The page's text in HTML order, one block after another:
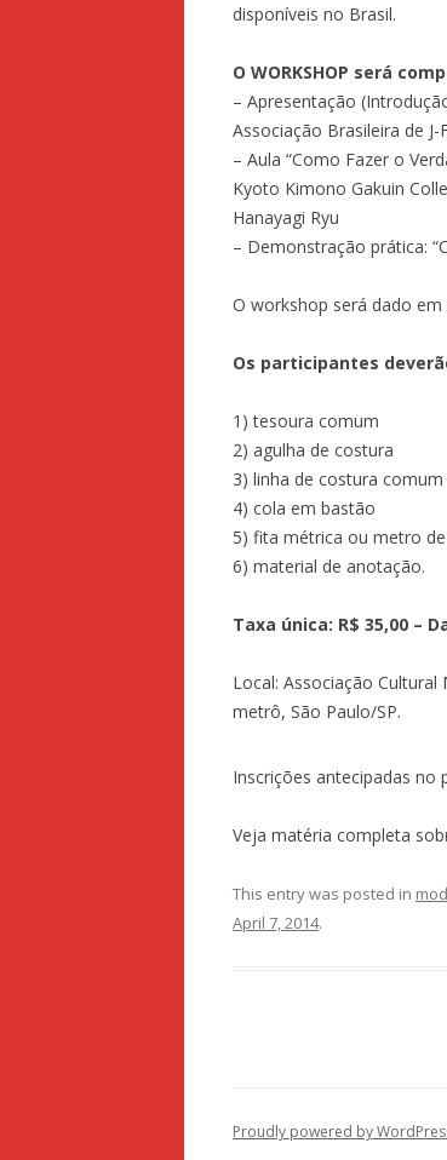
disponíveis no Brasil.
O WORKSHOP será
– Apresentação
Associação Brasileira de J-
– Aula “Como Fazer o
Kyoto Kimono Gakuin
Hanayagi Ryu
– Demonstração prática:
O workshop será dado
Os participantes
1) tesoura comum
2) agulha de costura
3) linha de costura
4) cola em bastão
5) fita métrica ou metro
6) material de anotação.
Taxa única: R$ 35,00 –
Local: Associação Cultural
metrô, São Paulo/SP.
Inscrições antecipadas no
Veja matéria completa
This entry was posted in
April 7, 2014.
Proudly powered by